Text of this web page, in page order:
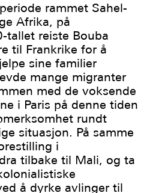
rammet Sahel-
Afrika, på
tallet reiste Bouba
til Frankrike for å
sine familier
mange migranter
med de voksende
i Paris på denne tiden
rundt
situasjon. På samme
i
tilbake til Mali, og ta
å dyrke avlinger til